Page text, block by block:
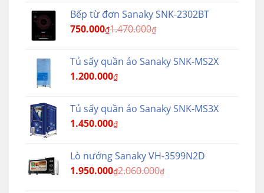
Bếp từ đơn Sanaky SNK-2302BT
750.000₫1.470.000₫
Tủ sấy quần áo Sanaky SNK-MS2X
1.200.000₫
Tủ sấy quần áo Sanaky SNK-MS3X
1.450.000₫
Lò nướng Sanaky VH-3599N2D
1.950.000₫2.060.000₫